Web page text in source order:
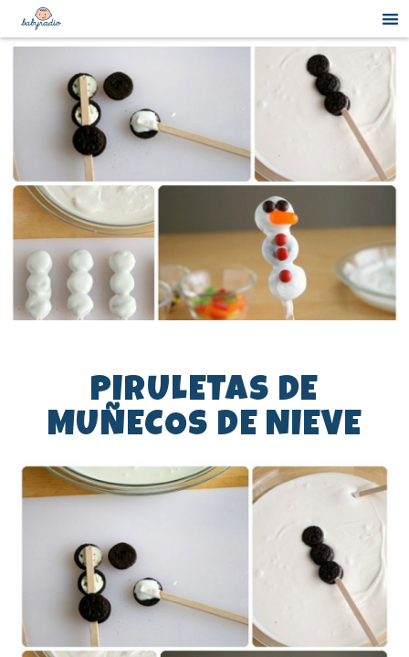
PIRULETAS DE
MUÑECOS DE NIEVE